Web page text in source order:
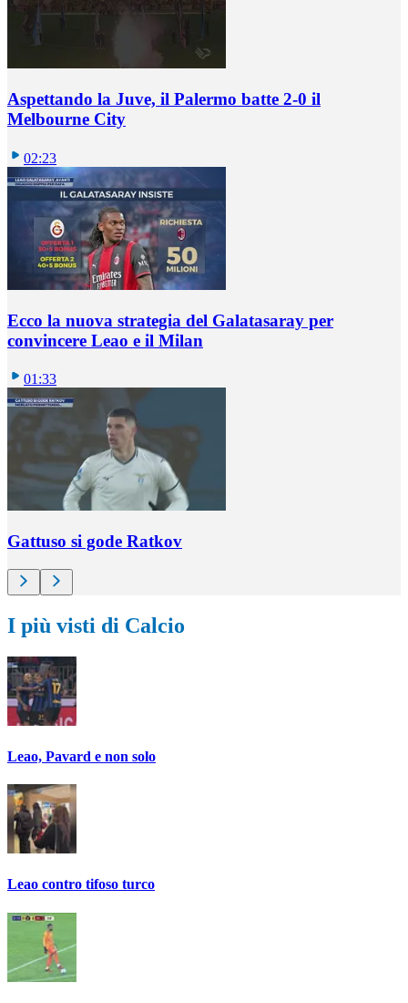
Aspettando la Juve, il Palermo batte 2-0 il
Melbourne City
02:23
Ecco la nuova strategia del Galatasaray per
convincere Leao e il Milan
01:33
Gattuso si gode Ratkov
I più visti di Calcio
Leao, Pavard e non solo
Leao contro tifoso turco